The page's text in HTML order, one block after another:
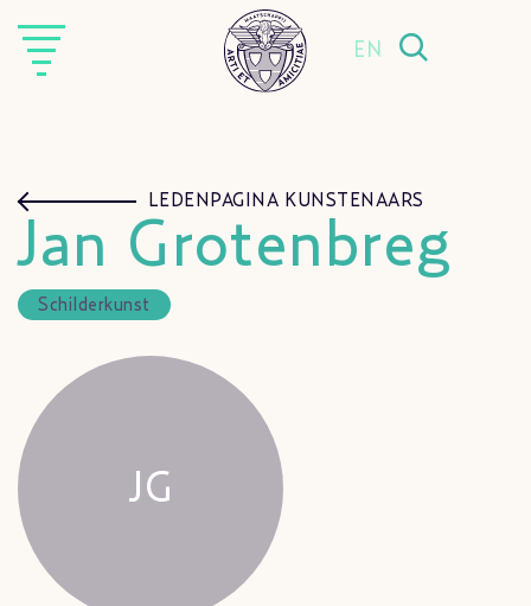
EN
LEDENPAGINA KUNSTENAARS
Jan Grotenbreg
Schilderkunst
JG